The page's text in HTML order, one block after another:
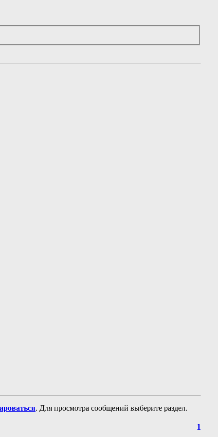
. Для просмотра сообщений выберите раздел.
1